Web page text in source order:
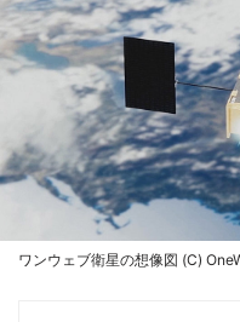
ワンウェブ衛星の想像図 (C)